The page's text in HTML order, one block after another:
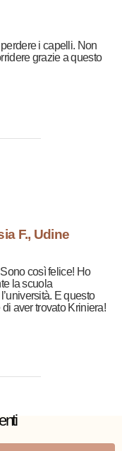
i capelli. Non
grazie a questo
F., Udine
così felice! Ho
la scuola
E questo
aver trovato Kriniera!